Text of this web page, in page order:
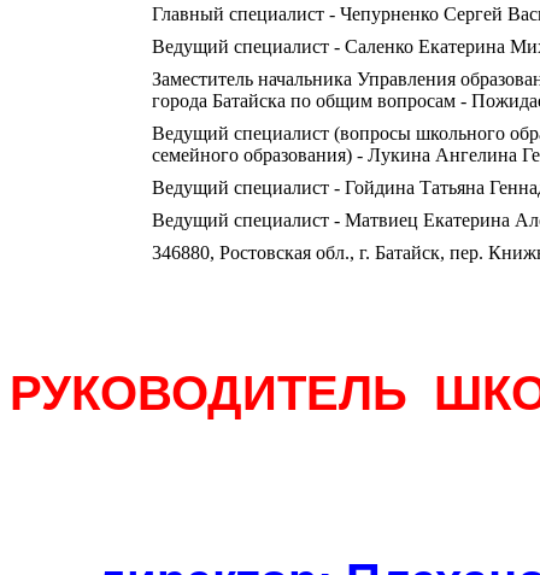
Главный специалист - Чепурненко Сергей
Ведущий специалист - Саленко Екатерина
Заместитель начальника Управления
города Батайска по общим вопросам -
Ведущий специалист (вопросы школьного
семейного образования) - Лукина Ангелина
Ведущий специалист - Гойдина Татьяна
Ведущий специалист - Матвиец Екатерина
346880, Ростовская обл., г. Батайск, пер.
РУКОВОДИТЕЛЬ